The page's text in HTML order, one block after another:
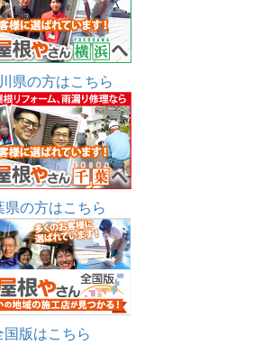
県の方はこちら
県の方はこちら
国版はこちら